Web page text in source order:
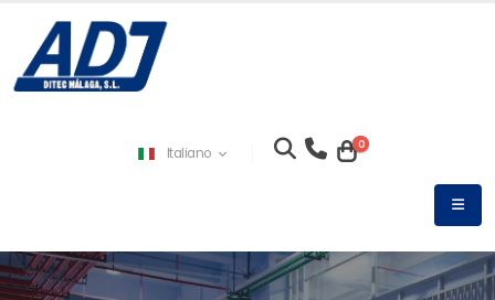
Italiano 0